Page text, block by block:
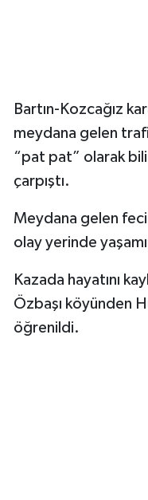
Bartın-Kozcağız
meydana gelen
“pat pat” olarak
çarpıştı.
Meydana gelen
olay yerinde
Kazada hayatını
Özbaşı köyünden
öğrenildi.